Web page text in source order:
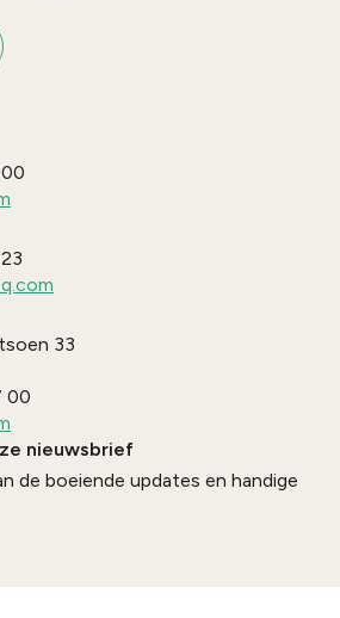
33
00
nieuwsbrief
de boeiende updates en handige